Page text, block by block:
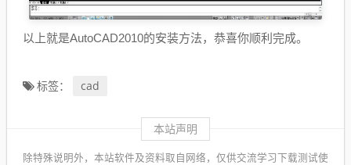
以上就是AutoCAD2010的安装方法，恭喜你顺利完成。
标签： cad
本站声明
除特殊说明外，本站软件及资料取自网络，仅供交流学习下载测试使